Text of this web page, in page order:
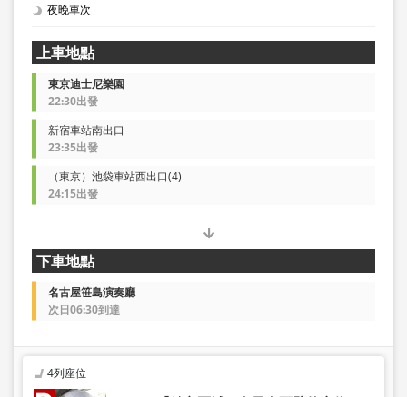
夜晚車次
上車地點
東京迪士尼樂園
22:30出發
新宿車站南出口
23:35出發
（東京）池袋車站西出口(4)
24:15出發
下車地點
名古屋笹島演奏廳
次日06:30到達
4列座位